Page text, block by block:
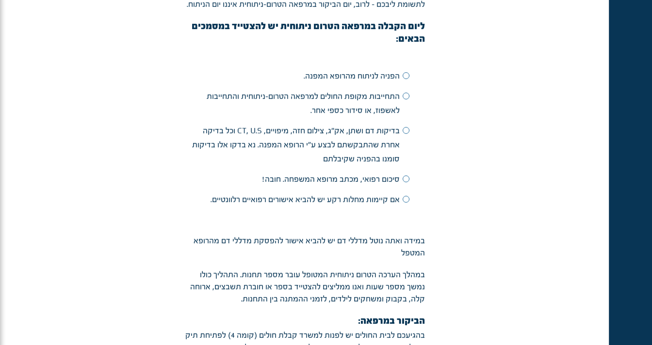
לתשומת ליבכם – לרוב, יום הביקור במרפאה הטרום-ניתוחית איננו יום הניתוח.
ליום הקבלה במרפאה הטרום ניתוחית יש להצטייד במסמכים
הבאים:
הפניה לניתוח מהרופא המפנה.
התחייבות מקופת החולים למרפאה הטרום-ניתוחית והתחייבות
לאשפוז, או סידור כספי אחר.
בדיקות דם ושתן, אק"ג, צילום חזה, מיפויים, CT, U.S וכל בדיקה
אחרת שהתבקשתם לבצע ע"י הרופא המפנה. נא בדקו אלו בדיקות
סומנו בהפניה שקיבלתם
סיכום רפואי, מכתב מרופא המשפחה. חובה!
אם קיימות מחלות רקע יש להביא אישורים רפואיים רלוונטיים.
במידה ואתה נוטל מדללי דם יש להביא אישור להפסקת מדללי דם מהרופא
המטפל
במהלך הערכה הטרום ניתוחית המטופל עובר מספר תחנות. התהליך כולו
נמשך מספר שעות ואנו ממליצים להצטייד בספר או חוברת תשבצים, ארוחה
קלה, בקבוק ומשחקים לילדים, לזמני ההמתנה בין התחנות.
הביקור במרפאה:
בהגיעכם לבית החולים יש לפנות למשרד קבלת חולים (קומה 4) לפתיחת תיק